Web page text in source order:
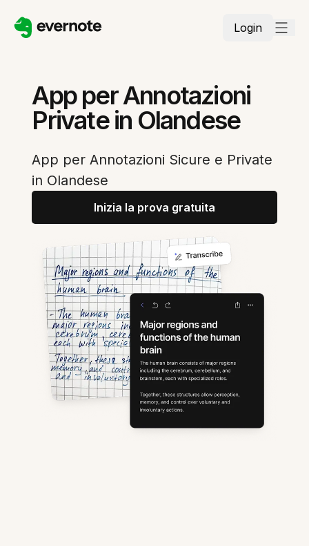
Login
App per Annotazioni
Private in Olandese
App per Annotazioni Sicure e Private
in Olandese
Inizia la prova gratuita